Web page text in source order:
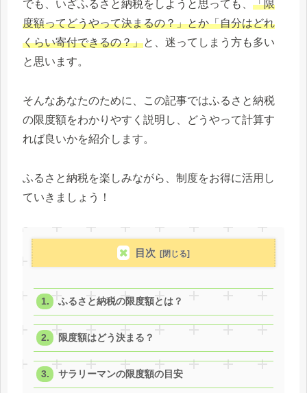
でも、いざふるさと納税をしようと思っても、 「限
度額ってどうやって決まるの？」とか「自分はどれ
くらい寄付できるの？」と、迷ってしまう方も多い
と思います。
そんなあなたのために、この記事ではふるさと納税
の限度額をわかりやすく説明し、どうやって計算す
れば良いかを紹介します。
ふるさと納税を楽しみながら、制度をお得に活用し
ていきましょう！
目次
ふるさと納税の限度額とは？
限度額はどう決まる？
サラリーマンの限度額の目安